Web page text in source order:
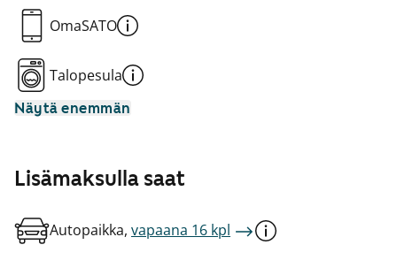
OmaSATO
Talopesula
Näytä enemmän
Lisämaksulla saat
Autopaikka, vapaana 16 kpl